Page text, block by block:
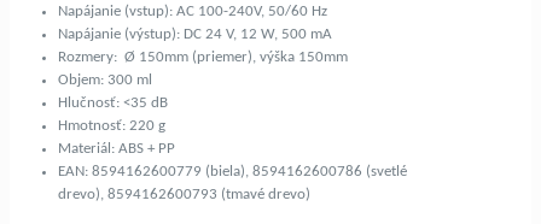
Napájanie (vstup): AC 100-240V, 50/60 Hz
Napájanie (výstup): DC 24 V, 12 W, 500 mA
Rozmery: Ø 150mm (priemer), výška 150mm
Objem: 300 ml
Hlučnosť: <35 dB
Hmotnosť: 220 g
Materiál: ABS + PP
EAN: 8594162600779 (biela), 8594162600786 (svetlé
drevo), 8594162600793 (tmavé drevo)